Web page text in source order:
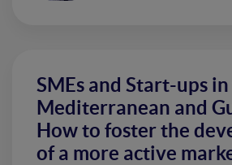
SMEs and Start-ups
Mediterranean and
How to foster the
of a more active